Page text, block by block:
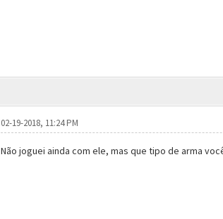
02-19-2018, 11:24 PM
Não joguei ainda com ele, mas que tipo de arma